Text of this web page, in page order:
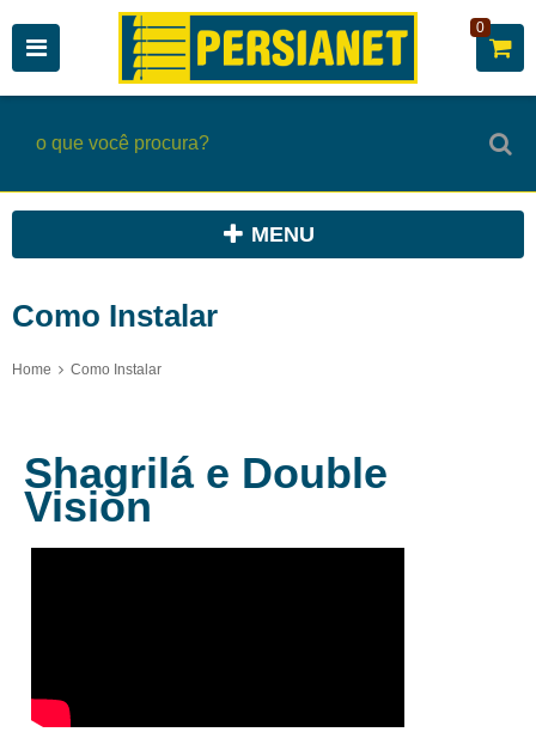
0
MENU
Como Instalar
Home Como Instalar
Shagrilá e Double
Vision